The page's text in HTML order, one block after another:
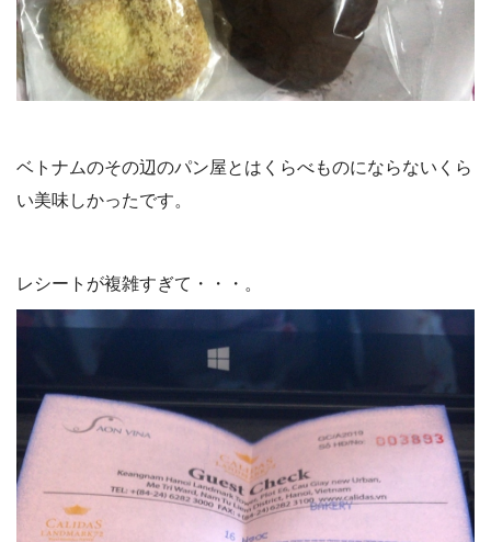
ベトナムのその辺のパン屋とはくらべものにならないくら
い美味しかったです。
レシートが複雑すぎて・・・。